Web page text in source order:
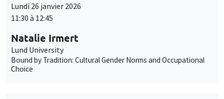
Lundi 26 janvier 2026
11:30 à 12:45
Natalie Irmert
Lund University
Bound by Tradition: Cultural Gender Norms and Occupational
Choice